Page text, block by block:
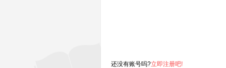
还没有账号吗?立即注册吧!